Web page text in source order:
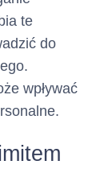
do
sumę:
(i) odsetek
(ii)
za udzielenie i
tj.
Prowizji,
te
do
wpływać